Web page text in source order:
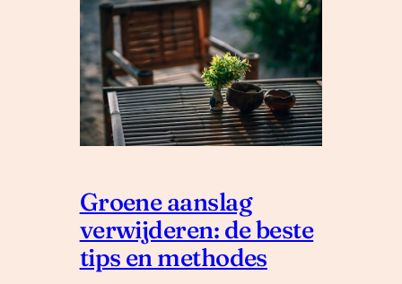
Groene aanslag
verwijderen: de beste
tips en methodes